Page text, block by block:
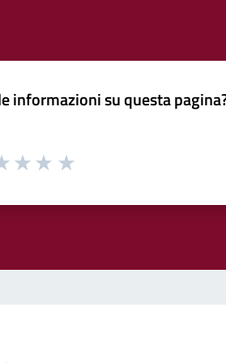
informazioni su questa